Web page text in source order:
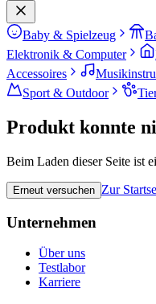
Baby & Spielzeug
Elektronik & Computer
Accessoires
Sport & Outdoor
Produkt konnte
Beim Laden dieser Seite ist
Erneut versuchen Zur
Unternehmen
Über uns
Testlabor
Karriere